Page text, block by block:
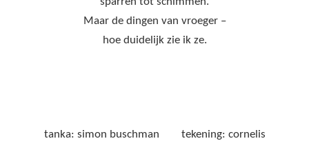
Maar de dingen van vroeger –
hoe duidelijk zie ik ze.
tanka: simon buschman tekening: cornelis